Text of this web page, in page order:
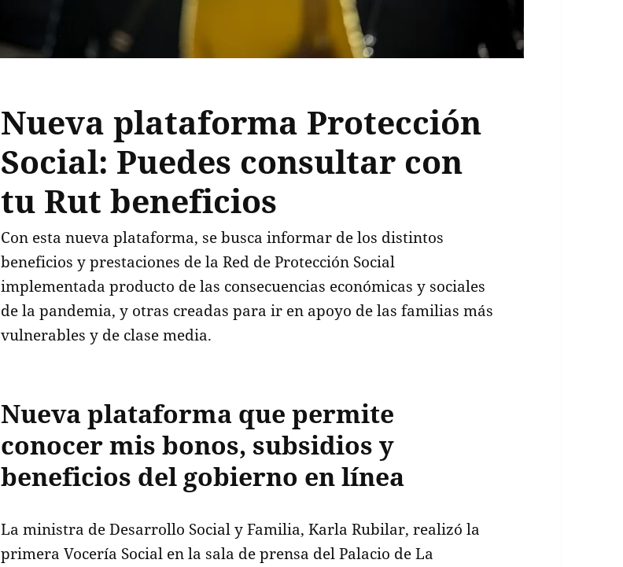
Nueva plataforma Protección
Social: Puedes consultar con
tu Rut beneficios
Con esta nueva plataforma, se busca informar de los distintos
beneficios y prestaciones de la Red de Protección Social
implementada producto de las consecuencias económicas y sociales
de la pandemia, y otras creadas para ir en apoyo de las familias más
vulnerables y de clase media.
Nueva plataforma que permite
conocer mis bonos, subsidios y
beneficios del gobierno en línea
La ministra de Desarrollo Social y Familia, Karla Rubilar, realizó la
primera Vocería Social en la sala de prensa del Palacio de La